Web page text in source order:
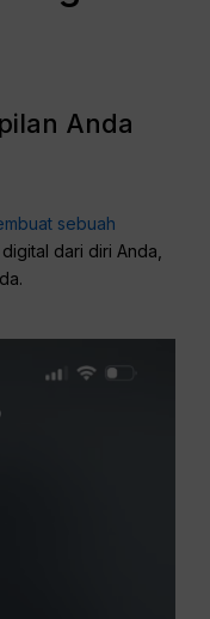
Anda
sebuah
dari diri Anda,